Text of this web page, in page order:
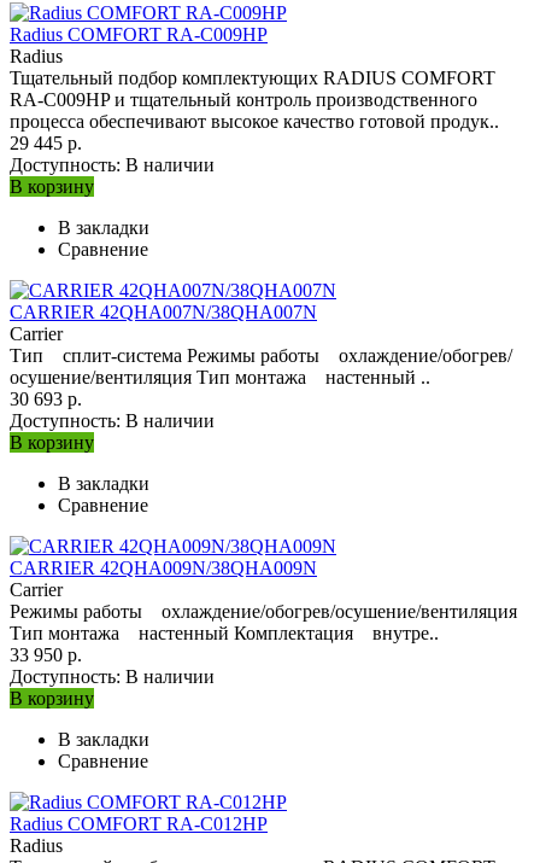
Radius COMFORT RA-C009HP
Radius
Тщательный подбор комплектующих RADIUS COMFORT
RA-C009HP и тщательный контроль производственного
процесса обеспечивают высокое качество готовой продук..
29 445 р.
Доступность: В наличии
В корзину
В закладки
Сравнение
CARRIER 42QHA007N/38QHA007N
Carrier
Тип сплит-система Режимы работы охлаждение/обогрев/
осушение/вентиляция Тип монтажа настенный ..
30 693 р.
Доступность: В наличии
В корзину
В закладки
Сравнение
CARRIER 42QHA009N/38QHA009N
Carrier
Режимы работы охлаждение/обогрев/осушение/вентиляция
Тип монтажа настенный Комплектация внутре..
33 950 р.
Доступность: В наличии
В корзину
В закладки
Сравнение
Radius COMFORT RA-C012HP
Radius